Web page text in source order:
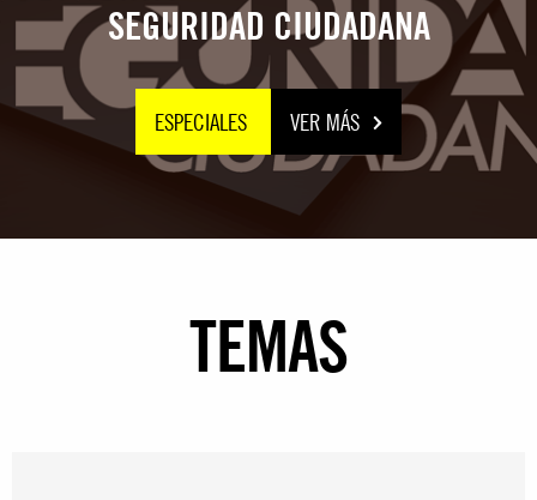
SEGURIDAD CIUDADANA
ESPECIALES VER MÁS
TEMAS